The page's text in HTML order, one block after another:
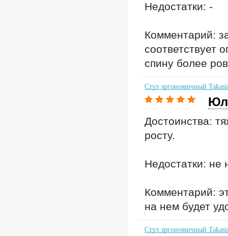
Недостатки: -
Комментарий:
соответствует
спину более
Стул эргономичный
Достоинства:
росту.
Недостатки: не
Комментарий:
на нем будет
Стул эргономичный